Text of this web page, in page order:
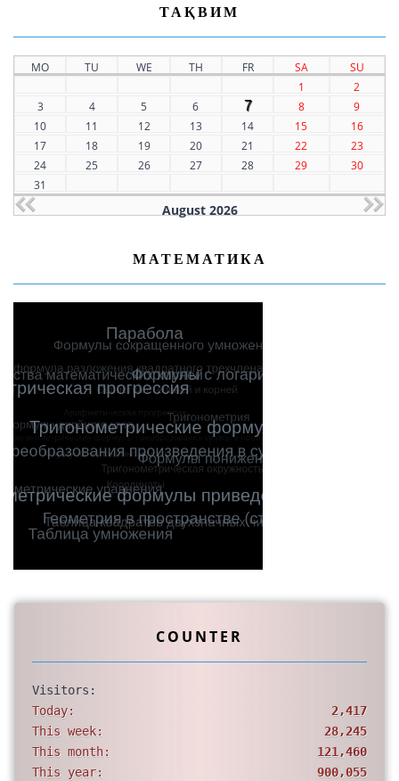
ТАҚВИМ
MO TU WE TH FR SA
SU
1
2
3
4 5 6 7 8
9
10
11 12 13 14 15
16
17
18 19 20 21 22
23
24
25 26 27 28 29
30
31
August 2026
МАТЕМАТИКА
COUNTER
Visitors:
Today:
2,417
This week:
28,245
This month:
121,460
This year:
900,055